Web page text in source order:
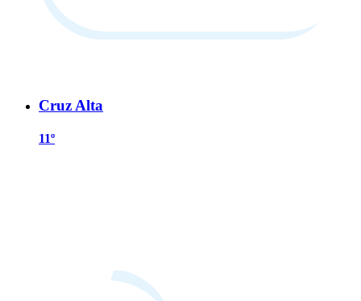
Cruz Alta
11º